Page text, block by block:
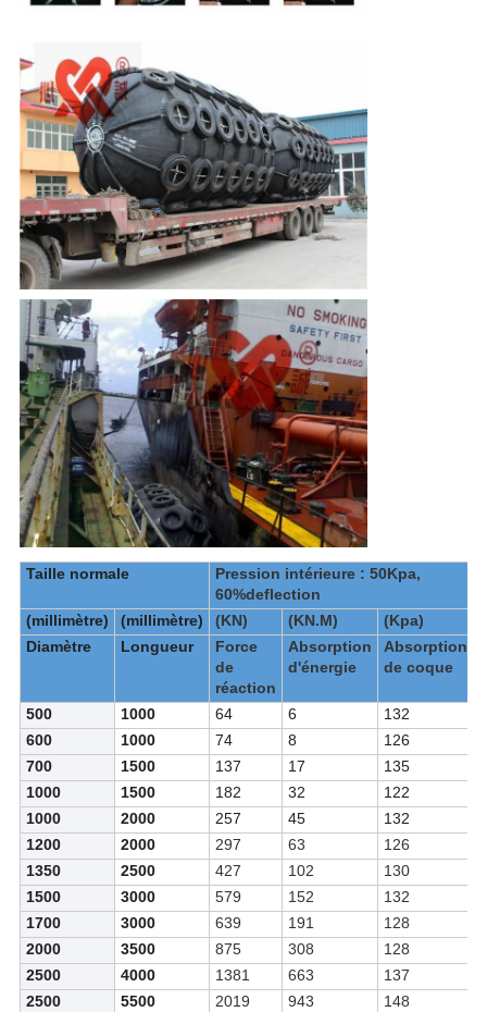
Taille normale
Pression intérieure : 50Kpa,
60%deflection
(millimètre)
(millimètre) (KN) (KN.M) (Kpa)
Diamètre
Longueur
Force
de
réaction
Absorption
d'énergie
Absorption
de coque
500
1000 64 6 132
600
1000 74 8 126
700
1500 137 17 135
1000
1500 182 32 122
1000
2000 257 45 132
1200
2000 297 63 126
1350
2500 427 102 130
1500
3000 579 152 132
1700
3000 639 191 128
2000
3500 875 308 128
2500
4000 1381 663 137
2500
5500 2019 943 148